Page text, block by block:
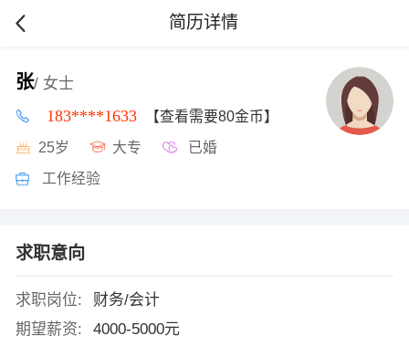
简历详情
张/ 女士
183****1633 【查看需要80金币】
25岁 大专 已婚
工作经验
求职意向
求职岗位:
财务/会计
期望薪资:
4000-5000元